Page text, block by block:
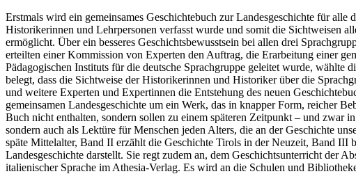
Erstmals wird ein gemeinsames Geschichtebuch zur Landesgeschichte für
Historikerinnen und Lehrpersonen verfasst wurde und somit die Sichtweisen
ermöglicht. Über ein besseres Geschichtsbewusstsein bei allen drei
erteilten einer Kommission von Experten den Auftrag, die Erarbeitung einer
Pädagogischen Instituts für die deutsche Sprachgruppe geleitet wurde,
belegt, dass die Sichtweise der Historikerinnen und Historiker über die
und weitere Experten und Expertinnen die Entstehung des neuen
gemeinsamen Landesgeschichte um ein Werk, das in knapper Form, reicher
Buch nicht enthalten, sondern sollen zu einem späteren Zeitpunkt – und zwar
sondern auch als Lektüre für Menschen jeden Alters, die an der Geschichte
späte Mittelalter, Band II erzählt die Geschichte Tirols in der Neuzeit, Band III
Landesgeschichte darstellt. Sie regt zudem an, dem Geschichtsunterricht der
italienischer Sprache im Athesia-Verlag. Es wird an die Schulen und